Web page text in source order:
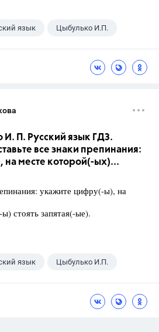
язык Цыбулько И.П.
П. Русский язык ГДЗ.
все знаки препинания:
месте которой(-ых)...
укажите цифру(-ы), на
стоять запятая(-ые).
язык Цыбулько И.П.